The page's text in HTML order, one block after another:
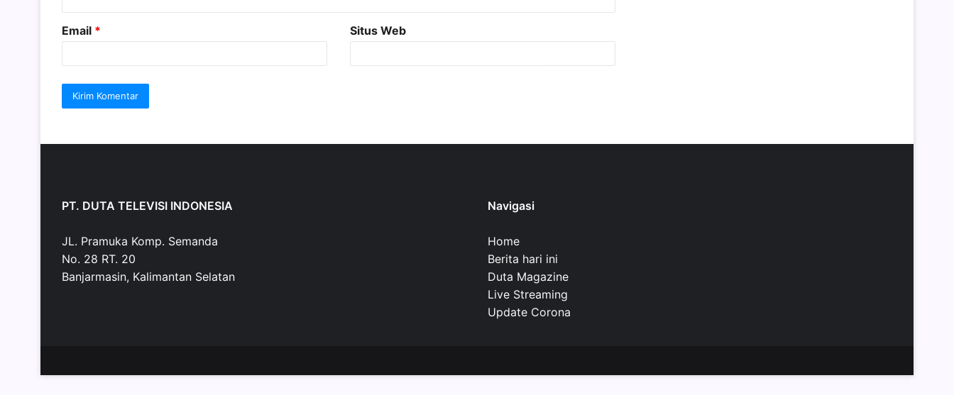
Email * Situs Web
PT. DUTA TELEVISI INDONESIA
JL. Pramuka Komp. Semanda
No. 28 RT. 20
Banjarmasin, Kalimantan Selatan
Navigasi
Home
Berita hari ini
Duta Magazine
Live Streaming
Update Corona